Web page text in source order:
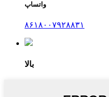
واتساپ
۸۶۱۸۰۰۷۹۲۸۸۳۱
بالا